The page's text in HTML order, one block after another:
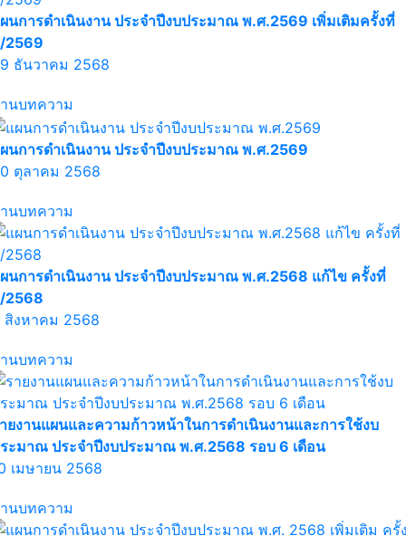
นการดำเนินงาน ประจำปีงบประมาณ พ.ศ.2569 เพิ่มเติมครั้งที่
2569
ธันวาคม 2568
นบทความ
นการดำเนินงาน ประจำปีงบประมาณ พ.ศ.2569
ตุลาคม 2568
นบทความ
นการดำเนินงาน ประจำปีงบประมาณ พ.ศ.2568 แก้ไข ครั้งที่
2568
สิงหาคม 2568
นบทความ
ยงานแผนและความก้าวหน้าในการดำเนินงานและการใช้งบ
ะมาณ ประจำปีงบประมาณ พ.ศ.2568 รอบ 6 เดือน
เมษายน 2568
นบทความ